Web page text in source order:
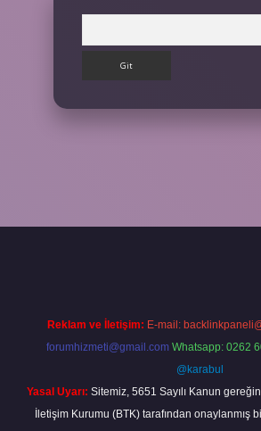
Reklam ve İletişim: E-mail:
forumhizmeti@gmail.com Whatsapp: 0262
@karabul
Yasal Uyarı: Sitemiz, 5651 Sayılı Kanun
İletişim Kurumu (BTK) tarafından onaylanmış